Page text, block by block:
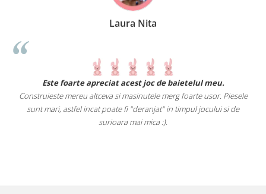
Laura Nita
Este foarte apreciat acest joc de baietelul meu.
Construieste mereu altceva si masinutele merg foarte usor. Piesele
sunt mari, astfel incat poate fi "deranjat" in timpul jocului si de
surioara mai mica :).